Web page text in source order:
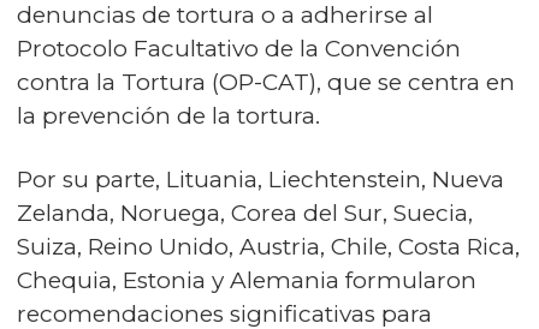
denuncias de tortura o a adherirse al
Protocolo Facultativo de la Convención
contra la Tortura (OP-CAT), que se centra en
la prevención de la tortura.
Por su parte, Lituania, Liechtenstein, Nueva
Zelanda, Noruega, Corea del Sur, Suecia,
Suiza, Reino Unido, Austria, Chile, Costa Rica,
Chequia, Estonia y Alemania formularon
recomendaciones significativas para